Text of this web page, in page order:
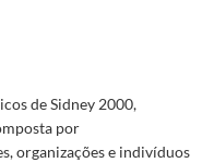
de Sidney 2000,
por
organizações e indivíduos